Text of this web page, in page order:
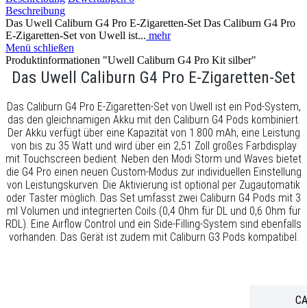
Beschreibung
Das Uwell Caliburn G4 Pro E-Zigaretten-Set Das Caliburn G4 Pro
E-Zigaretten-Set von Uwell ist... mehr
Menü schließen
Produktinformationen "Uwell Caliburn G4 Pro Kit silber"
Das Uwell Caliburn G4 Pro E-Zigaretten-Set
Das Caliburn G4 Pro E-Zigaretten-Set von Uwell ist ein Pod-System,
das den gleichnamigen Akku mit den Caliburn G4 Pods kombiniert.
Der Akku verfügt über eine Kapazität von 1.800 mAh, eine Leistung
von bis zu 35 Watt und wird über ein 2,51 Zoll großes Farbdisplay
mit Touchscreen bedient. Neben den Modi Storm und Waves bietet
die G4 Pro einen neuen Custom-Modus zur individuellen Einstellung
von Leistungskurven. Die Aktivierung ist optional per Zugautomatik
oder Taster möglich. Das Set umfasst zwei Caliburn G4 Pods mit 3
ml Volumen und integrierten Coils (0,4 Ohm für DL und 0,6 Ohm für
RDL). Eine Airflow Control und ein Side-Filling-System sind ebenfalls
vorhanden. Das Gerät ist zudem mit Caliburn G3 Pods kompatibel.